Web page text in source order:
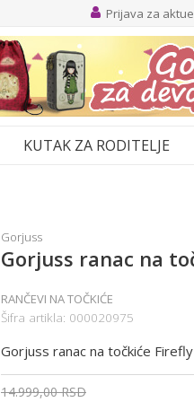
Prijava za
KUTAK ZA RODITELJE
Gorjuss
Gorjuss ranac na
RANČEVI NA TOČKIĆE
Šifra artikla: 000020975
Gorjuss ranac na točkiće
14.999,00 RSD